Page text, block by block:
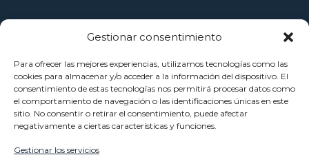
Gestionar consentimiento
Para ofrecer las mejores experiencias, utilizamos tecnologías como las
cookies para almacenar y/o acceder a la información del dispositivo. El
consentimiento de estas tecnologías nos permitirá procesar datos como
el comportamiento de navegación o las identificaciones únicas en este
sitio. No consentir o retirar el consentimiento, puede afectar
negativamente a ciertas características y funciones.
Gestionar los servicios
Newsletter
Reciba noticias importantes directamente en su buzón de
entrada y manténgase conectado.